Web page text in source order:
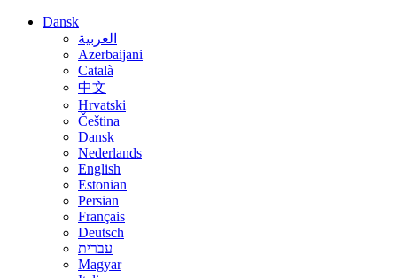
Dansk
العربية
Azerbaijani
Català
中文
Hrvatski
Čeština
Dansk
Nederlands
English
Estonian
Persian
Français
Deutsch
עברית
Magyar